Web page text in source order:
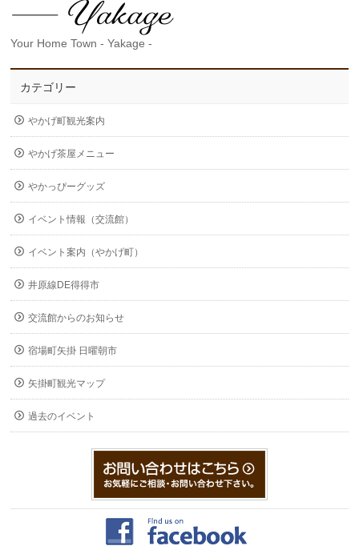
Your Home Town - Yakage -
カテゴリー
やかげ町観光案内
やかげ茶屋メニュー
やかっぴーグッズ
イベント情報（交流館）
イベント案内（やかげ町）
井原線DE得得市
交流館からのお知らせ
宿場町矢掛 日曜朝市
矢掛町観光マップ
過去のイベント